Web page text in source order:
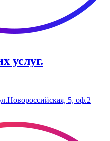
услуг.
5, оф.2